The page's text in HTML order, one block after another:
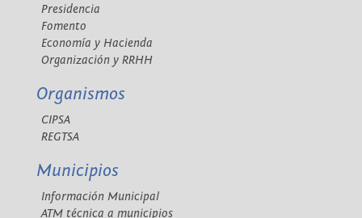
Presidencia
Fomento
Economía y Hacienda
Organización y RRHH
Organismos
CIPSA
REGTSA
Municipios
Información Municipal
ATM técnica a municipios